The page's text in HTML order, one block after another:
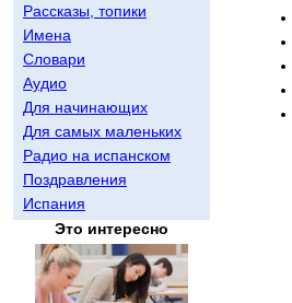
Рассказы, топики
Имена
Словари
Аудио
Для начинающих
Для самых маленьких
Радио на испанском
Поздравления
Испания
Это интересно